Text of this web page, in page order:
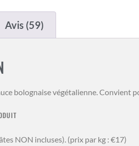
Avis (59)
bolognaise végétalienne. Convient
NON incluses). (prix par kg : €17)